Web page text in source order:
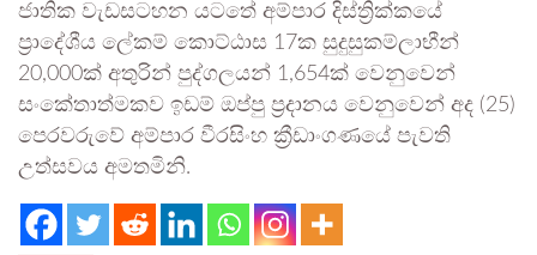
ජාතික වැඩසටහන යටතේ අම්පාර දිස්ත්‍රික්කයේ
ප්‍රාදේශීය ලේකම් කොට්ඨාස 17ක සුදුසුකම්ලාභීන්
20,000ක් අතුරින් පුද්ගලයන් 1,654ක් වෙනුවෙන්
සංකේතාත්මකව ඉඩම් ඔප්පු ප්‍රදානය වෙනුවෙන් අද (25)
පෙරවරුවේ අම්පාර වීරසිංහ ක්‍රීඩාංගණයේ පැවති
උත්සවය අමතමිනි.